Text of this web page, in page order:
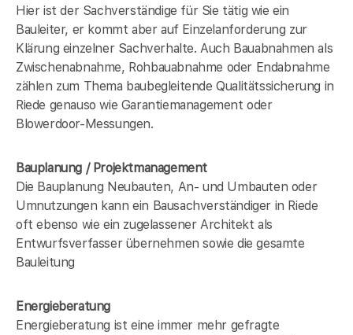
Hier ist der Sachverständige für Sie tätig wie ein
Bauleiter, er kommt aber auf Einzelanforderung zur
Klärung einzelner Sachverhalte. Auch Bauabnahmen als
Zwischenabnahme, Rohbauabnahme oder Endabnahme
zählen zum Thema baubegleitende Qualitätssicherung in
Riede genauso wie Garantiemanagement oder
Blowerdoor-Messungen.
Bauplanung / Projektmanagement
Die Bauplanung Neubauten, An- und Umbauten oder
Umnutzungen kann ein Bausachverständiger in Riede
oft ebenso wie ein zugelassener Architekt als
Entwurfsverfasser übernehmen sowie die gesamte
Bauleitung
Energieberatung
Energieberatung ist eine immer mehr gefragte